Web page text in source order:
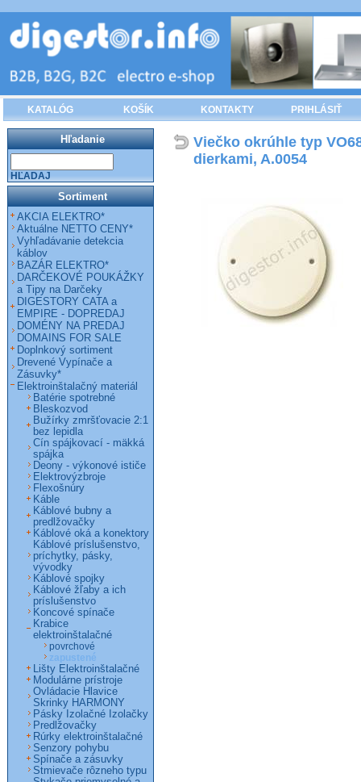
KATALÓG KOŠÍK KONTAKTY PRIHLÁSIŤ
Viečko okrúhle typ
dierkami, A.0054
Hľadanie
HĽADAJ
Sortiment
AKCIA ELEKTRO*
Aktuálne NETTO CENY*
Vyhľadávanie detekcia
káblov
BAZÁR ELEKTRO*
DARČEKOVÉ POUKÁŽKY
a Tipy na Darčeky
DIGESTORY CATA a
EMPIRE - DOPREDAJ
DOMÉNY NA PREDAJ
DOMAINS FOR SALE
Doplnkový sortiment
Drevené Vypínače a
Zásuvky*
Elektroinštalačný materiál
Batérie spotrebné
Bleskozvod
Bužírky zmršťovacie 2:1
bez lepidla
Cín spájkovací - mäkká
spájka
Deony - výkonové ističe
Elektrovýzbroje
Flexošnúry
Káble
Káblové bubny a
predlžovačky
Káblové oká a konektory
Káblové príslušenstvo,
príchytky, pásky,
vývodky
Káblové spojky
Káblové žľaby a ich
príslušenstvo
Koncové spínače
Krabice
elektroinštalačné
povrchové
zapustené
Lišty Elektroinštalačné
Modulárne prístroje
Ovládacie Hlavice
Skrinky HARMONY
Pásky Izolačné Izolačky
Predlžovačky
Rúrky elektroinštalačné
Senzory pohybu
Spínače a zásuvky
Stmievače rôzneho typu